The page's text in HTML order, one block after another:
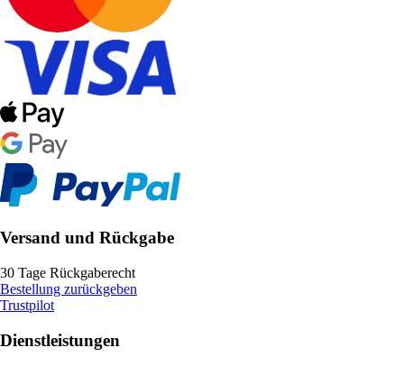
Versand und Rückgabe
30 Tage Rückgaberecht
Bestellung zurückgeben
Trustpilot
Dienstleistungen